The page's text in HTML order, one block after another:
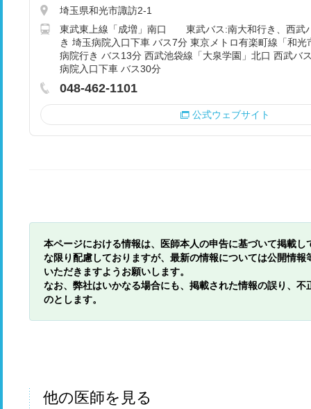
埼玉県和光市諏訪2-1
東武東上線「成増」南口 東武バス:南大和行き、西武
き 埼玉病院入口下車 バス7分 東京メトロ有楽町線「和
病院行き バス13分 西武池袋線「大泉学園」北口 西武バ
病院入口下車 バス30分
048-462-1101
公式ウェブサイト
本ページにおける情報は、医師本人の申告に基づいて掲載
な限り配慮しておりますが、最新の情報については公開情
いただきますようお願いします。
なお、弊社はいかなる場合にも、掲載された情報の誤り、
のとします。
他の医師を見る